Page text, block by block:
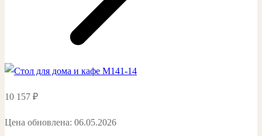
10 157 ₽
Цена обновлена: 06.05.2026